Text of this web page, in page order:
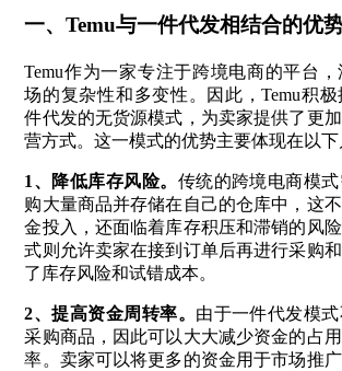
一、Temu与一件代发相结合的优
Temu作为一家专注于跨境电商的平台
场的复杂性和多变性。因此，Temu积
件代发的无货源模式，为卖家提供了更
营方式。这一模式的优势主要体现在以下
1、 降低库存风险。 传统的跨境电商模
购大量商品并存储在自己的仓库中，这
金投入，还面临着库存积压和滞销的风
式则允许卖家在接到订单后再进行采购
了库存风险和试错成本。
2、提高资金周转率。 由于一件代发模
采购商品，因此可以大大减少资金的占
率。卖家可以将更多的资金用于市场推